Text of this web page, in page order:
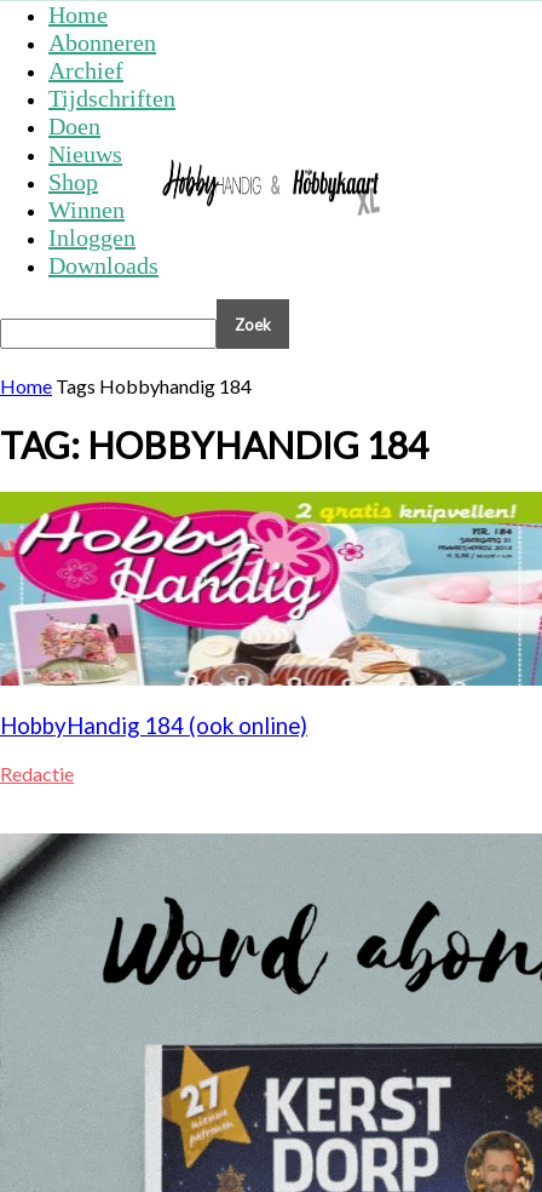
Home
Abonneren
Archief
Tijdschriften
Doen
Nieuws
Shop
Winnen
Inloggen
Downloads
Home Tags Hobbyhandig 184
TAG: HOBBYHANDIG 184
HobbyHandig 184 (ook online)
Redactie